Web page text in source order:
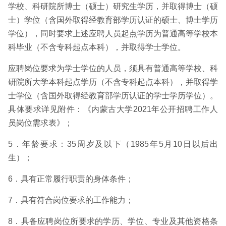
学校、科研院所博士（硕士）研究生学历，并取得博士（硕
士）学位（含国外取得经教育部学历认证的硕士、博士学历
学位），同时要求上述应聘人员起点学历为普通高等学校本
科毕业（不含专科起点本科），并取得学士学位。
应聘岗位要求为学士学位的人员，须具有普通高等学校、科
研院所大学本科起点学历（不含专科起点本科），并取得学
士学位（含国外取得经教育部学历认证的学士学历学位）。
具体要求详见附件：《内蒙古大学2021年公开招聘工作人
员岗位需求表》；
5．年龄要求：35周岁及以下（1985年5月10日以后出
生）；
6．具有正常履行职责的身体条件；
7．具有符合岗位要求的工作能力；
8．具备应聘岗位所要求的学历、学位、专业及其他资格条